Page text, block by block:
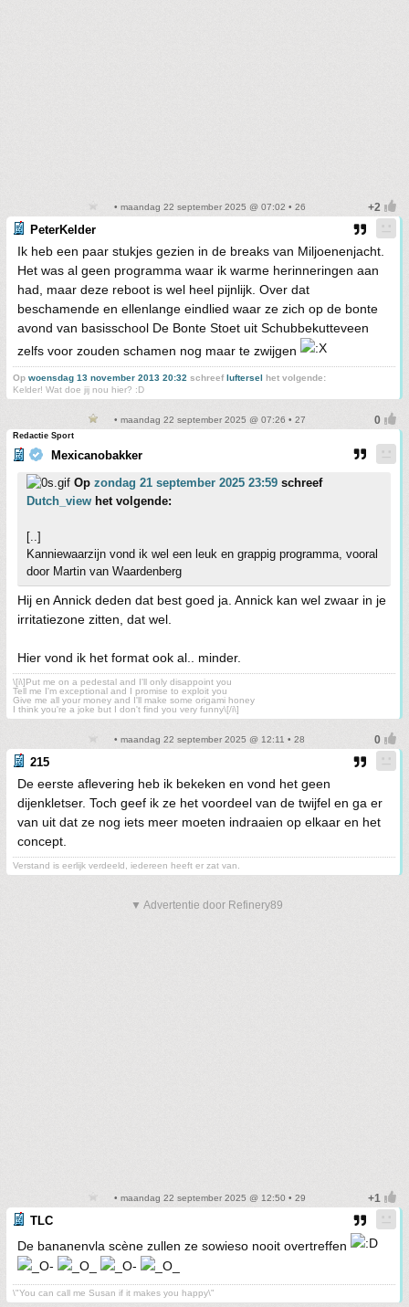
• maandag 22 september 2025 @ 07:02 • 26
PeterKelder
Ik heb een paar stukjes gezien in de breaks van Miljoenenjacht.
Het was al geen programma waar ik warme herinneringen aan
had, maar deze reboot is wel heel pijnlijk. Over dat
beschamende en ellenlange eindlied waar ze zich op de bonte
avond van basisschool De Bonte Stoet uit Schubbekutteveen
zelfs voor zouden schamen nog maar te zwijgen
Op woensdag 13 november 2013 20:32 schreefluftersel het volgende:
Kelder! Wat doe jij nou hier? :D
• maandag 22 september 2025 @ 07:26 • 27
Redactie Sport
Mexicanobakker
Op zondag 21 september 2025 23:59 schreef
Dutch_view het volgende:
[..]
Kanniewaarzijn vond ik wel een leuk en grappig programma, vooral
door Martin van Waardenberg
Hij en Annick deden dat best goed ja. Annick kan wel zwaar in je
irritatiezone zitten, dat wel.
Hier vond ik het format ook al.. minder.
\[i\]Put me on a pedestal and I'll only disappoint you
Tell me I'm exceptional and I promise to exploit you
Give me all your money and I'll make some origami honey
I think you're a joke but I don't find you very funny\[/i\]
• maandag 22 september 2025 @ 12:11 • 28
215
De eerste aflevering heb ik bekeken en vond het geen
dijenkletser. Toch geef ik ze het voordeel van de twijfel en ga er
van uit dat ze nog iets meer moeten indraaien op elkaar en het
concept.
Verstand is eerlijk verdeeld, iedereen heeft er zat van.
▼ Advertentie door Refinery89
• maandag 22 september 2025 @ 12:50 • 29
TLC
De bananenvla scène zullen ze sowieso nooit overtreffen
\"You can call me Susan if it makes you happy\"